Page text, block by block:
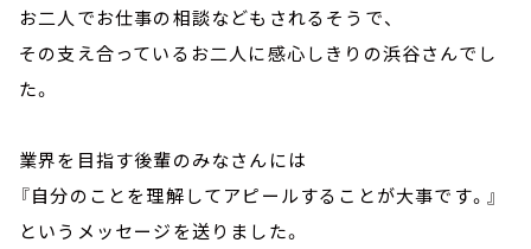
お二人でお仕事の相談などもされるそうで、
その支え合っているお二人に感心しきりの浜谷さんでし
た。
業界を目指す後輩のみなさんには
『自分のことを理解してアピールすることが大事です。』
というメッセージを送りました。